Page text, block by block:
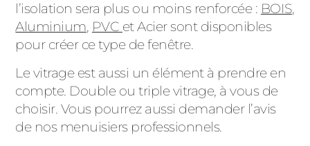
l’isolation sera plus ou moins renforcée : BOIS,
Aluminium, PVC et Acier sont disponibles
pour créer ce type de fenêtre.
Le vitrage est aussi un élément à prendre en
compte. Double ou triple vitrage, à vous de
choisir. Vous pourrez aussi demander l’avis
de nos menuisiers professionnels.